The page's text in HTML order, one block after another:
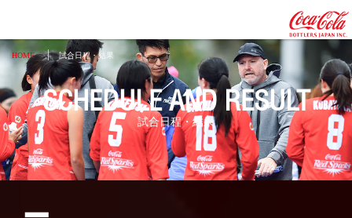
HOME 試合日程・結果
SCHEDULE AND RESULT
試合日程・結果